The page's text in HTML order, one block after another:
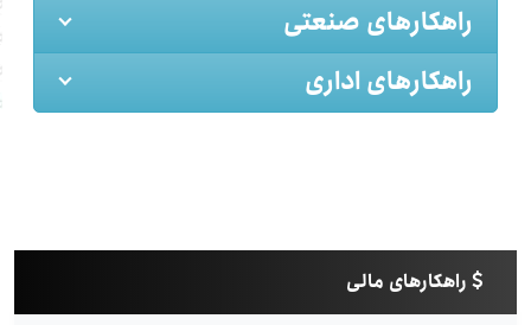
راهکارهای صنعتی
راهکارهای اداری
راهکارهای مالی